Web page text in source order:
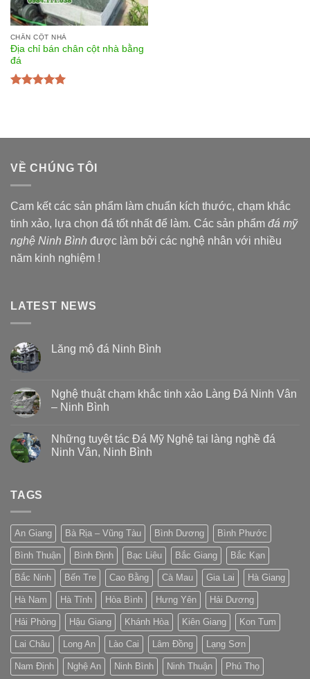
CHÂN CỘT NHÀ
Địa chỉ bán chân cột nhà bằng
đá
VỀ CHÚNG TÔI
Cam kết các sản phẩm làm chuẩn kích thước, chạm khắc
tinh xảo, lựa chọn đá tốt nhất để làm. Các sản phẩm đá mỹ
nghệ Ninh Bình được làm bởi các nghệ nhân với nhiều
năm kinh nghiệm !
LATEST NEWS
Lăng mộ đá Ninh Bình
Nghệ thuật chạm khắc tinh xảo Làng Đá Ninh Vân
– Ninh Bình
Những tuyệt tác Đá Mỹ Nghệ tại làng nghề đá
Ninh Vân, Ninh Bình
TAGS
An Giang Bà Rịa – Vũng Tàu Bình Dương Bình Phước
Bình Thuận Bình Định Bạc Liêu Bắc Giang Bắc Kạn
Bắc Ninh Bến Tre Cao Bằng Cà Mau Gia Lai Hà Giang
Hà Nam Hà Tĩnh Hòa Bình Hưng Yên Hải Dương
Hải Phòng Hậu Giang Khánh Hòa Kiên Giang Kon Tum
Lai Châu Long An Lào Cai Lâm Đồng Lạng Sơn
Nam Định Nghệ An Ninh Bình Ninh Thuận Phú Thọ